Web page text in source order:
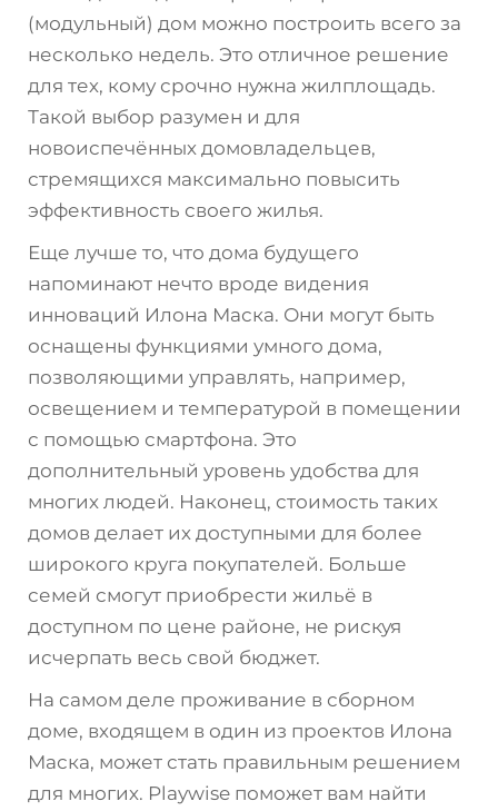
(модульный) дом можно построить всего за
несколько недель. Это отличное решение
для тех, кому срочно нужна жилплощадь.
Такой выбор разумен и для
новоиспечённых домовладельцев,
стремящихся максимально повысить
эффективность своего жилья.
Еще лучше то, что дома будущего
напоминают нечто вроде видения
инноваций Илона Маска. Они могут быть
оснащены функциями умного дома,
позволяющими управлять, например,
освещением и температурой в помещении
с помощью смартфона. Это
дополнительный уровень удобства для
многих людей. Наконец, стоимость таких
домов делает их доступными для более
широкого круга покупателей. Больше
семей смогут приобрести жильё в
доступном по цене районе, не рискуя
исчерпать весь свой бюджет.
На самом деле проживание в сборном
доме, входящем в один из проектов Илона
Маска, может стать правильным решением
для многих. Playwise поможет вам найти